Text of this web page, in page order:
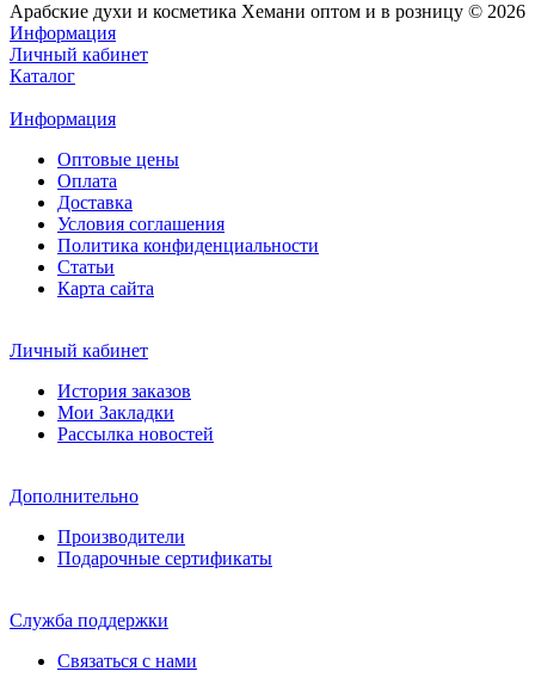
Арабские духи и косметика Хемани оптом и в розницу © 2026
Информация
Личный кабинет
Каталог
Информация
Оптовые цены
Оплата
Доставка
Условия соглашения
Политика конфиденциальности
Статьи
Карта сайта
Личный кабинет
История заказов
Мои Закладки
Рассылка новостей
Дополнительно
Производители
Подарочные сертификаты
Служба поддержки
Связаться с нами